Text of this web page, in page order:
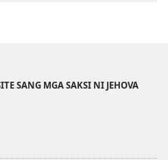
Bala
SANG MGA SAKSI NI JEHOVA